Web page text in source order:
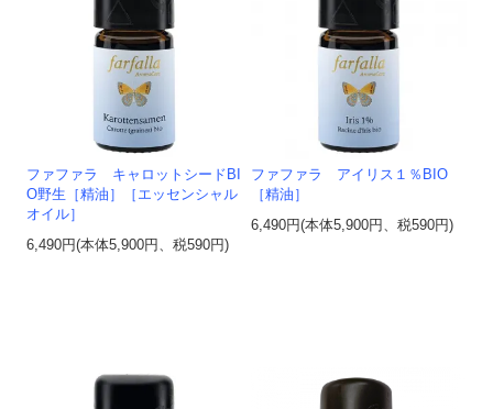
ファファラ キャロットシードBI
O野生［精油］［エッセンシャル
オイル］
6,490円(本体5,900円、税590円)
ファファラ アイリス１％BIO
［精油］
6,490円(本体5,900円、税590円)